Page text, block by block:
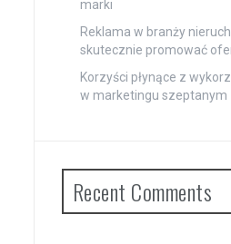
marki
Reklama w branży
skutecznie promować
Korzyści płynące z
w marketingu szeptanym
Recent Comments